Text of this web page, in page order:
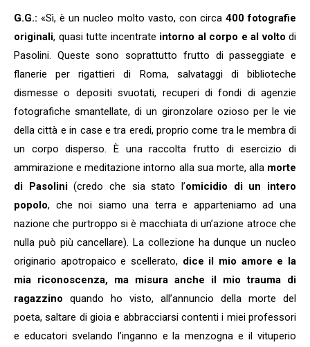
G.G.: «Sì, è un nucleo molto vasto, con circa 400 fotografie
originali, quasi tutte incentrate intorno al corpo e al volto di
Pasolini. Queste sono soprattutto frutto di passeggiate e
flanerie per rigattieri di Roma, salvataggi di biblioteche
dismesse o depositi svuotati, recuperi di fondi di agenzie
fotografiche smantellate, di un gironzolare ozioso per le vie
della città e in case e tra eredi, proprio come tra le membra di
un corpo disperso. È una raccolta frutto di esercizio di
ammirazione e meditazione intorno alla sua morte, alla morte
di Pasolini(credo che sia stato l’omicidio di un intero
popolo, che noi siamo una terra e apparteniamo ad una
nazione che purtroppo si è macchiata di un’azione atroce che
nulla può più cancellare). La collezione ha dunque un nucleo
originario apotropaico e scellerato, dice il mio amore e la
mia riconoscenza, ma misura anche il mio trauma di
ragazzino quando ho visto, all’annuncio della morte del
poeta, saltare di gioia e abbracciarsi contenti i miei professori
e educatori svelando l’inganno e la menzogna e il vituperio